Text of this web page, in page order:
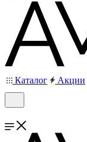
Каталог Акции